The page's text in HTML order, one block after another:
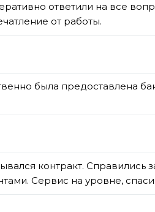
ответили на все
от работы.
была предоставлена
контракт. Справились
Сервис на уровне,